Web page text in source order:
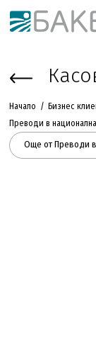
Към основното
Начало Бизнес
Преводи в национална
Още от Преводи